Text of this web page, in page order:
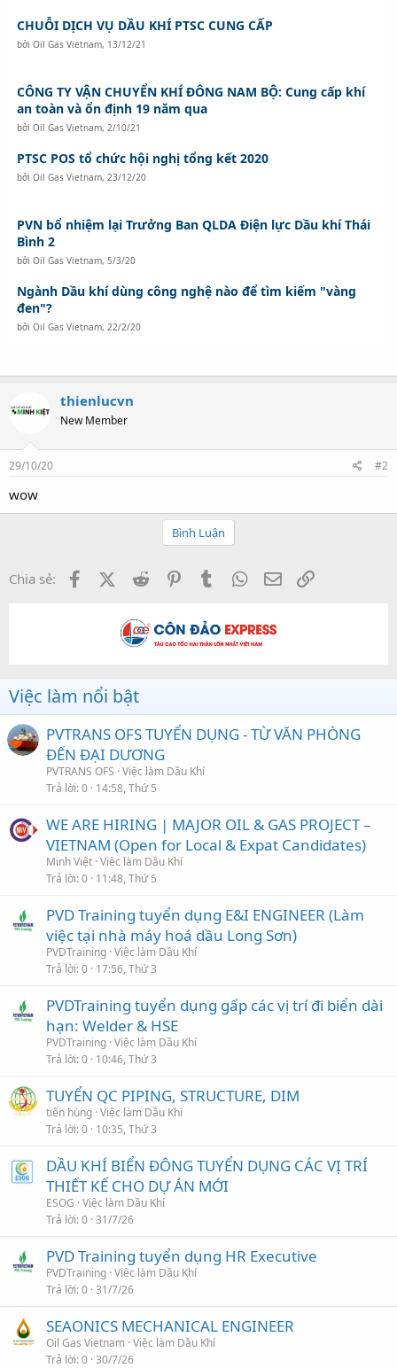
CHUỖI DỊCH VỤ DẦU KHÍ PTSC CUNG CẤP
bởi Oil Gas Vietnam, 13/12/21
CÔNG TY VẬN CHUYỂN KHÍ ĐÔNG NAM BỘ: Cung cấp khí
an toàn và ổn định 19 năm qua
bởi Oil Gas Vietnam, 2/10/21
PTSC POS tổ chức hội nghị tổng kết 2020
bởi Oil Gas Vietnam, 23/12/20
PVN bổ nhiệm lại Trưởng Ban QLDA Điện lực Dầu khí Thái
Bình 2
bởi Oil Gas Vietnam, 5/3/20
Ngành Dầu khí dùng công nghệ nào để tìm kiếm "vàng
đen"?
bởi Oil Gas Vietnam, 22/2/20
thienlucvn
New Member
29/10/20 #2
wow
Bình Luận
Chia sẻ: FacebookX (Twitter)
Reddit PinterestTumblr WhatsApp
Email
Việc làm nổi bật
PVTRANS OFS TUYỂN DỤNG - TỪ VĂN PHÒNG
ĐẾN ĐẠI DƯƠNG
PVTRANS OFS Việc làm Dầu Khí
Trả lời 0 14:58, Thứ 5
WE ARE HIRING | MAJOR OIL & GAS PROJECT –
VIETNAM (Open for Local & Expat Candidates)
Minh Việt Việc làm Dầu Khí
Trả lời 0 11:48, Thứ 5
PVD Training tuyển dụng E&I ENGINEER (Làm
việc tại nhà máy hoá dầu Long Sơn)
PVDTraining Việc làm Dầu Khí
Trả lời 0 17:56, Thứ 3
PVDTraining tuyển dụng gấp các vị trí đi biển dài
hạn: Welder & HSE
PVDTraining Việc làm Dầu Khí
Trả lời 0 10:46, Thứ 3
TUYỂN QC PIPING, STRUCTURE, DIM
tiến hùng Việc làm Dầu Khí
Trả lời 0 10:35, Thứ 3
DẦU KHÍ BIỂN ĐÔNG TUYỂN DỤNG CÁC VỊ TRÍ
THIẾT KẾ CHO DỰ ÁN MỚI
ESOG Việc làm Dầu Khí
Trả lời 0 31/7/26
PVD Training tuyển dụng HR Executive
PVDTraining Việc làm Dầu Khí
Trả lời 0 31/7/26
SEAONICS MECHANICAL ENGINEER
Oil Gas Vietnam Việc làm Dầu Khí
Trả lời 0 30/7/26